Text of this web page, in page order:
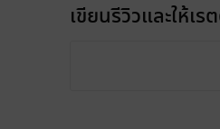
เขียนรีวิวและให้เร